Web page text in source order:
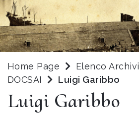
Home Page Elenco Archivi
DOCSAI
Luigi Garibbo
Luigi Garibbo